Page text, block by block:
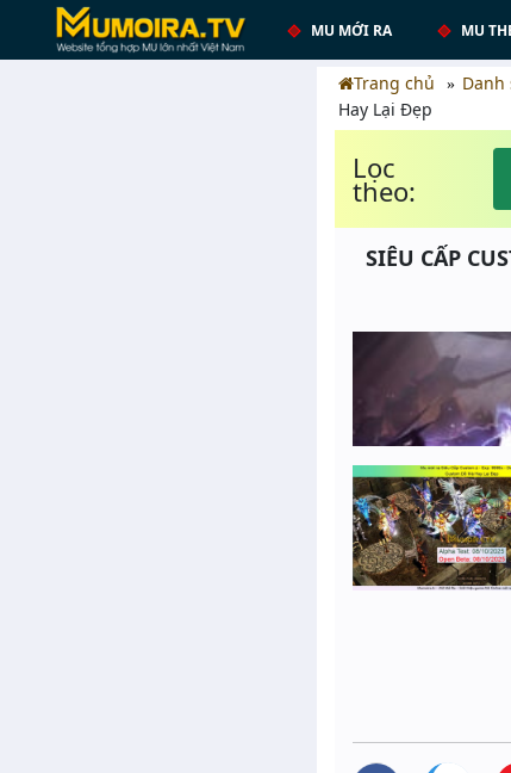
MU MỚI RA MU
Trang chủ Danh
Hay Lại Đẹp
Lọc
theo:
SIÊU CẤP